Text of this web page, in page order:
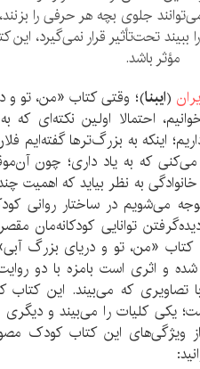
جلوی بچه هر حرفی را
تحت‌تأثیر قرار نمی‌گیرد، این
مؤثر باشد.
(ایبنا)؛ وقتی کتاب «من، تو و
احتمالا اولین نکته‌ای که
اینکه به بزرگ‌ترها گفته‌ایم
می‌کنی که به یاد داری؛ چون
به نظر بیاید که اهمیت
می‌شویم در ساختار روانی
توانایی کودکانه‌مان
«من، تو و دریای بزرگ
و اثری است بامزه با دو
که می‌بیند. این کتاب
یکی کلیات را می‌بیند و دیگری
از ویژگی‌های این کتاب کودک